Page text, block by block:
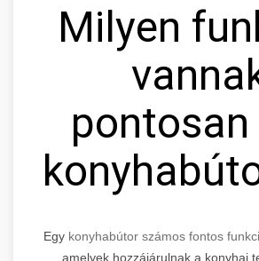
Milyen
pontosan
Egy konyhabútor számos fontos
amelyek hozzájárulnak a konyhai